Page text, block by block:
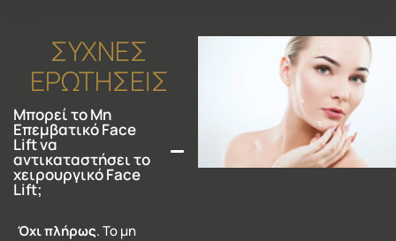
ΣΥΧΝΕΣ
ΕΡΩΤΗΣΕΙΣ
Μπορεί το Μη
Επεμβατικό Face
Lift να
αντικαταστήσει το
χειρουργικό Face
Lift;
Όχι πλήρως. Το μη